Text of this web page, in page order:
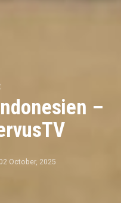
–
02 October, 2025